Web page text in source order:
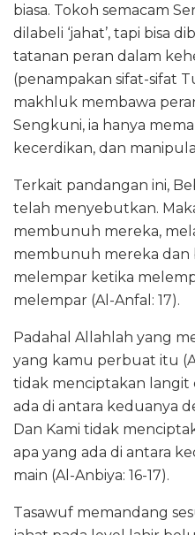
biasa. Tokoh semacam
dilabeli ‘jahat’, tapi bisa
tatanan peran dalam
(penampakan sifat-sifat
makhluk membawa
Sengkuni, ia hanya
kecerdikan, dan
Terkait pandangan ini,
telah menyebutkan.
membunuh mereka,
membunuh mereka dan
melempar ketika
melempar (Al-Anfal: 17).
Padahal Allahlah yang
yang kamu perbuat itu
tidak menciptakan langit
ada di antara keduanya
Dan Kami tidak
apa yang ada di antara
main (Al-Anbiya: 16-17).
Tasawuf memandang